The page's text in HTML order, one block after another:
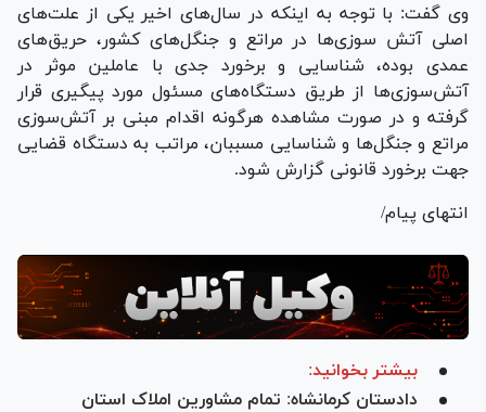
وی گفت: با توجه به اینکه در سال‌های اخیر یکی از علت‌های
اصلی آتش سوزی‌ها در مراتع و جنگل‌های کشور، حریق‌های
عمدی بوده، شناسایی و برخورد جدی با عاملین موثر در
آتش‌سوزی‌ها از طریق دستگاه‌های مسئول مورد پیگیری قرار
گرفته و در صورت مشاهده هرگونه اقدام مبنی بر آتش‌سوزی
مراتع و جنگل‌ها و شناسایی مسببان، مراتب به دستگاه قضایی
جهت برخورد قانونی گزارش شود.
انتهای پیام/
بیشتر بخوانید:
دادستان کرمانشاه: تمام مشاورین املاک استان